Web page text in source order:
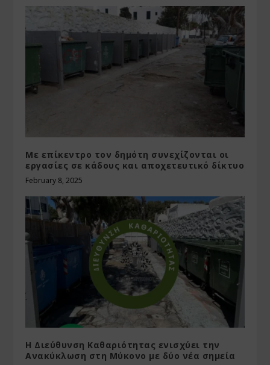
Με επίκεντρο τον δημότη συνεχίζονται οι
εργασίες σε κάδους και αποχετευτικό δίκτυο
February 8, 2025
Η Διεύθυνση Καθαριότητας ενισχύει την
Ανακύκλωση στη Μύκονο με δύο νέα σημεία